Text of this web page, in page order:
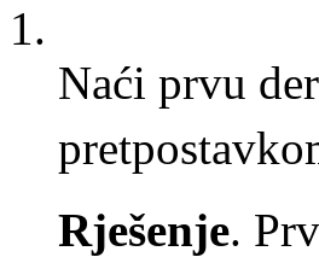
1.
Naći prvu
Rješenje.